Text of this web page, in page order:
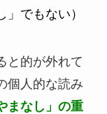
でもない）
と的が外れて
個人的な読み
まなし」の重